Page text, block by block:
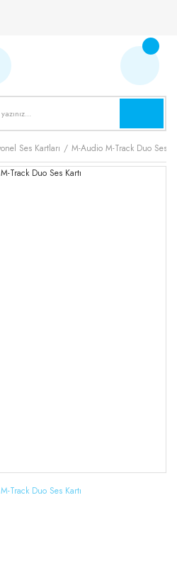
Ses Kartları M-Audio M-Track Duo Ses